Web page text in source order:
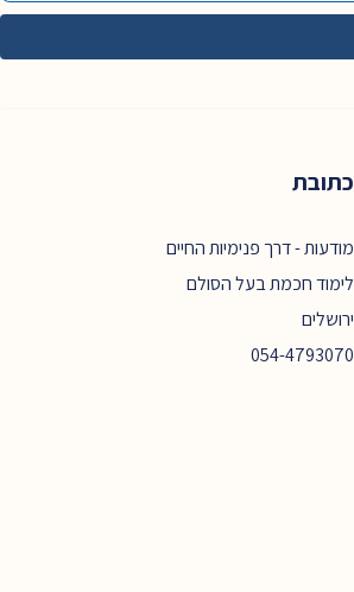
כתובת
מודעות - דרך פנימיות החיים
לימוד חכמת בעל הסולם
ירושלים
054-4793070